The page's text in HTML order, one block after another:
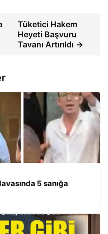
Tüketici Hakem
Heyeti Başvuru
Tavanı Artırıldı →
5 sanığa